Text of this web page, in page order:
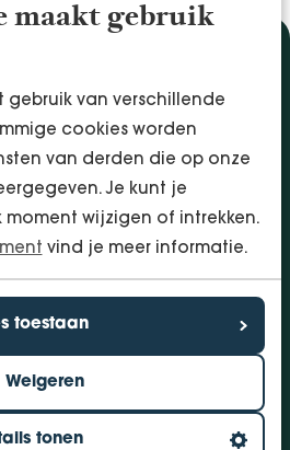
maakt gebruik
gebruik van verschillende
cookies worden
van derden die op onze
Je kunt je
wijzigen of intrekken.
vind je meer informatie.
toestaan
Weigeren
tonen